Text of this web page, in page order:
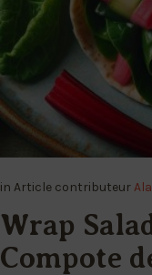
in Article contributeur
Wrap
Compote